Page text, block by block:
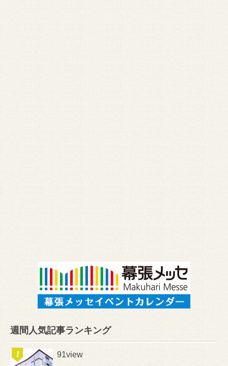
週間人気記事ランキング
91view